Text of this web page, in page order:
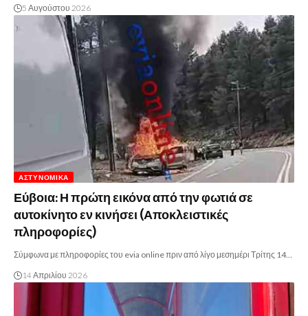
5 Αυγούστου 2026
ΑΣΤΥΝΟΜΙΚΆ
Εύβοια: Η πρώτη εικόνα από την φωτιά σε
αυτοκίνητο εν κινήσει (Αποκλειστικές
πληροφορίες)
Σύμφωνα με πληροφορίες του evia online πριν από λίγο μεσημέρι Τρίτης 14…
14 Απριλίου 2026